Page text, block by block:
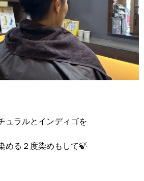
ュラルとインディゴを
める２度染めもして🍃